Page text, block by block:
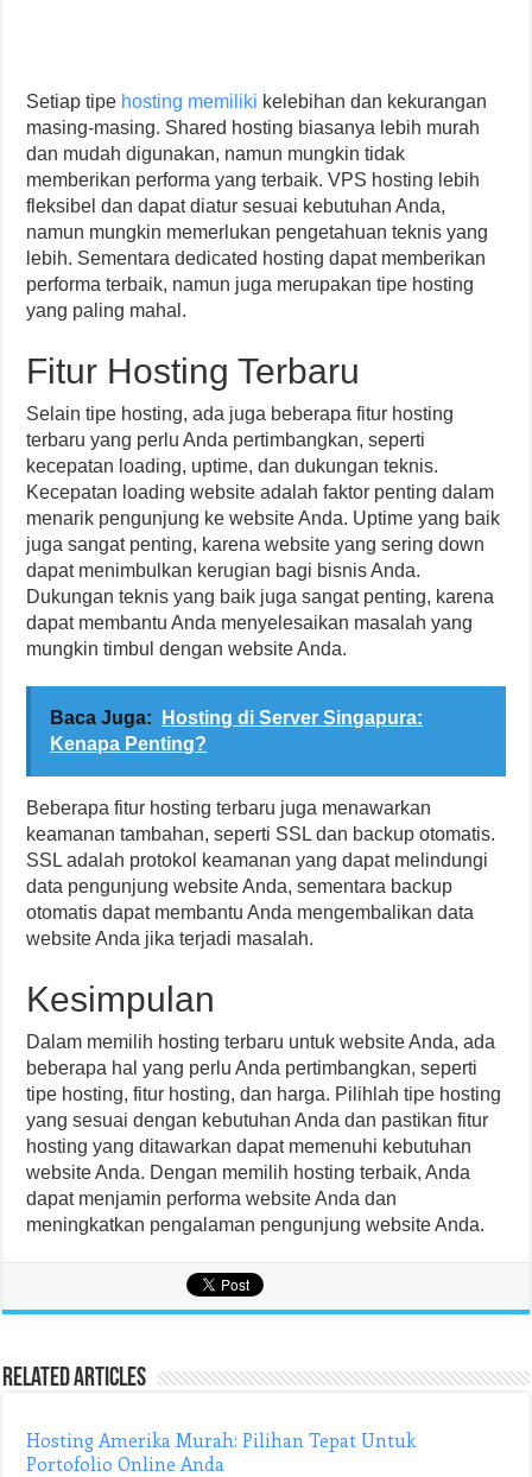
Setiap tipe hosting memiliki kelebihan dan kekurangan
masing-masing. Shared hosting biasanya lebih murah
dan mudah digunakan, namun mungkin tidak
memberikan performa yang terbaik. VPS hosting lebih
fleksibel dan dapat diatur sesuai kebutuhan Anda,
namun mungkin memerlukan pengetahuan teknis yang
lebih. Sementara dedicated hosting dapat memberikan
performa terbaik, namun juga merupakan tipe hosting
yang paling mahal.
Fitur Hosting Terbaru
Selain tipe hosting, ada juga beberapa fitur hosting
terbaru yang perlu Anda pertimbangkan, seperti
kecepatan loading, uptime, dan dukungan teknis.
Kecepatan loading website adalah faktor penting dalam
menarik pengunjung ke website Anda. Uptime yang baik
juga sangat penting, karena website yang sering down
dapat menimbulkan kerugian bagi bisnis Anda.
Dukungan teknis yang baik juga sangat penting, karena
dapat membantu Anda menyelesaikan masalah yang
mungkin timbul dengan website Anda.
Baca Juga:
Hosting di Server Singapura:
Kenapa Penting?
Beberapa fitur hosting terbaru juga menawarkan
keamanan tambahan, seperti SSL dan backup otomatis.
SSL adalah protokol keamanan yang dapat melindungi
data pengunjung website Anda, sementara backup
otomatis dapat membantu Anda mengembalikan data
website Anda jika terjadi masalah.
Kesimpulan
Dalam memilih hosting terbaru untuk website Anda, ada
beberapa hal yang perlu Anda pertimbangkan, seperti
tipe hosting, fitur hosting, dan harga. Pilihlah tipe hosting
yang sesuai dengan kebutuhan Anda dan pastikan fitur
hosting yang ditawarkan dapat memenuhi kebutuhan
website Anda. Dengan memilih hosting terbaik, Anda
dapat menjamin performa website Anda dan
meningkatkan pengalaman pengunjung website Anda.
Related Articles
Hosting Amerika Murah: Pilihan Tepat Untuk
Portofolio Online Anda